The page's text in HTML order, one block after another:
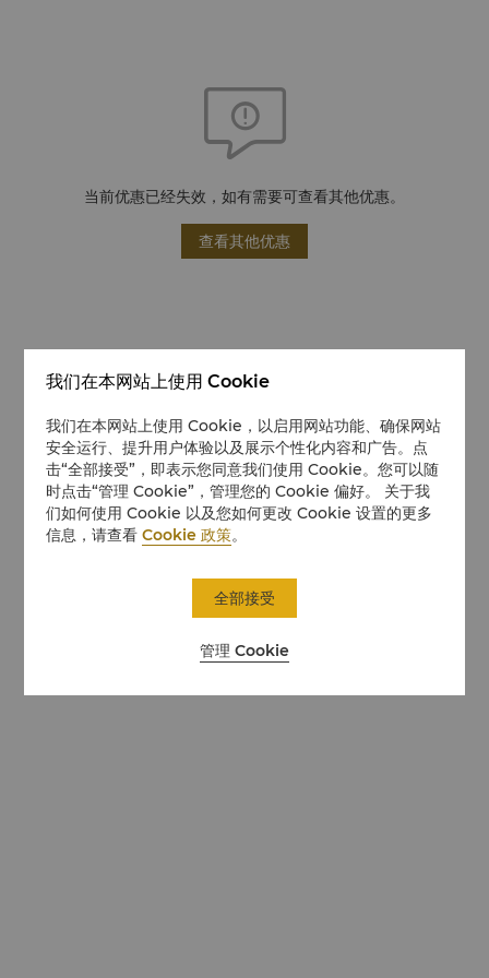
当前优惠已经失效，如有需要可查看其他优惠。
查看其他优惠
我们在本网站上使用 Cookie
我们在本网站上使用 Cookie，以启用网站功能、确保网站
安全运行、提升用户体验以及展示个性化内容和广告。点
击“全部接受”，即表示您同意我们使用 Cookie。您可以随
时点击“管理 Cookie”，管理您的 Cookie 偏好。 关于我
们如何使用 Cookie 以及您如何更改 Cookie 设置的更多
信息，请查看Cookie 政策。
管理 Cookie
全部接受